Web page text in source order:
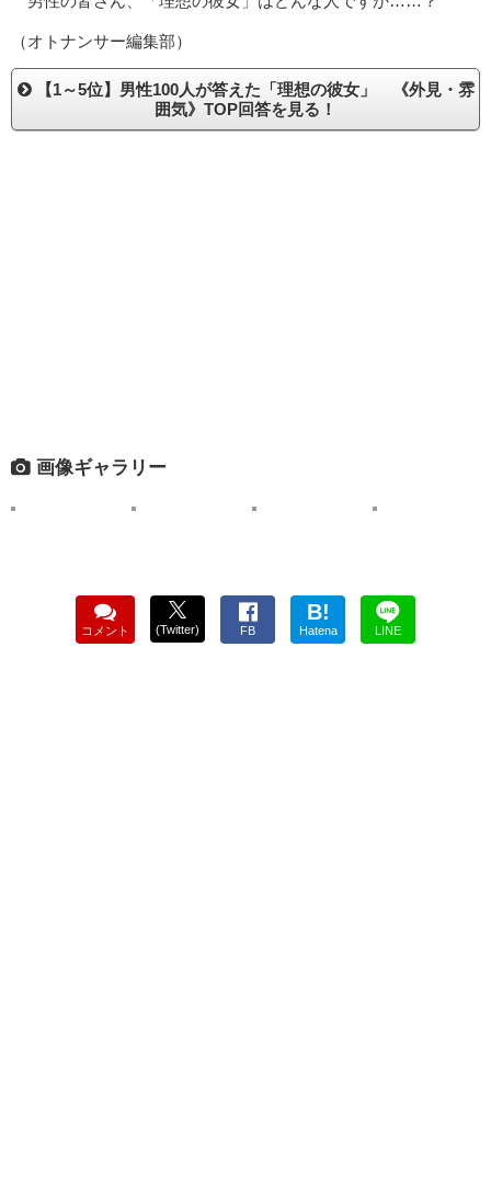
（オトナンサー編集部）
【1～5位】男性100人が答えた「理想の彼女」 《外見・雰
囲気》TOP回答を見る！
画像ギャラリー
コメント (Twitter) FB
B!
Hatena LINE